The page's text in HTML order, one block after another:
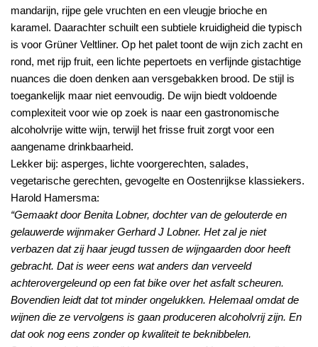
mandarijn, rijpe gele vruchten en een vleugje brioche en
karamel. Daarachter schuilt een subtiele kruidigheid die typisch
is voor Grüner Veltliner. Op het palet toont de wijn zich zacht en
rond, met rijp fruit, een lichte pepertoets en verfijnde gistachtige
nuances die doen denken aan versgebakken brood. De stijl is
toegankelijk maar niet eenvoudig. De wijn biedt voldoende
complexiteit voor wie op zoek is naar een gastronomische
alcoholvrije witte wijn, terwijl het frisse fruit zorgt voor een
aangename drinkbaarheid.
Lekker bij: asperges, lichte voorgerechten, salades,
vegetarische gerechten, gevogelte en Oostenrijkse klassiekers.
Harold Hamersma:
“Gemaakt door Benita Lobner, dochter van de gelouterde en
gelauwerde wijnmaker Gerhard J Lobner. Het zal je niet
verbazen dat zij haar jeugd tussen de wijngaarden door heeft
gebracht. Dat is weer eens wat anders dan verveeld
achterovergeleund op een fat bike over het asfalt scheuren.
Bovendien leidt dat tot minder ongelukken. Helemaal omdat de
wijnen die ze vervolgens is gaan produceren alcoholvrij zijn. En
dat ook nog eens zonder op kwaliteit te beknibbelen.